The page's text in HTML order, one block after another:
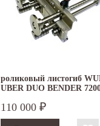
роликовый листогиб
UBER DUO BENDER
110 000 ₽